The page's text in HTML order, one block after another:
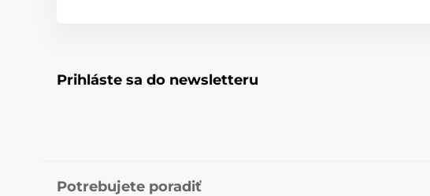
Prihláste sa do newsletteru
Potrebujete poradiť